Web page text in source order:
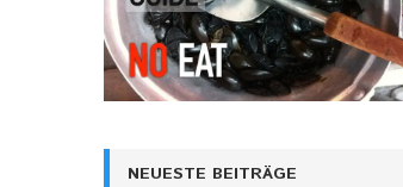
NEUESTE BEITRÄGE